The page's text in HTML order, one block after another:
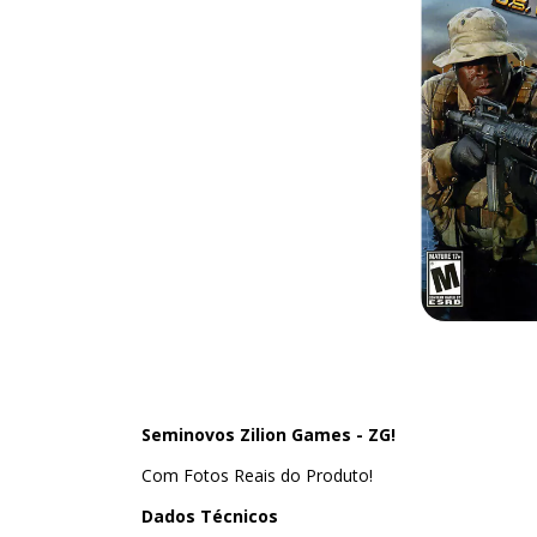
Seminovos Zilion Games - ZG!
Com Fotos Reais do Produto!
Dados Técnicos